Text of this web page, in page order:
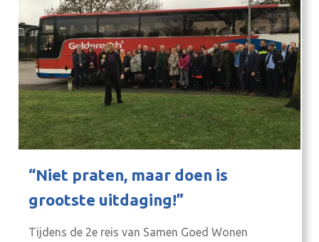
“Niet praten, maar doen is
grootste uitdaging!”
Tijdens de 2e reis van Samen Goed Wonen